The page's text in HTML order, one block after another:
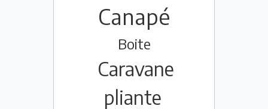
Canapé
Boite
Caravane
pliante